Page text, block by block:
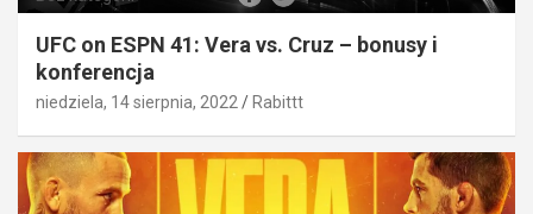
UFC on ESPN 41: Vera vs. Cruz – bonusy i
konferencja
niedziela, 14 sierpnia, 2022 Rabittt